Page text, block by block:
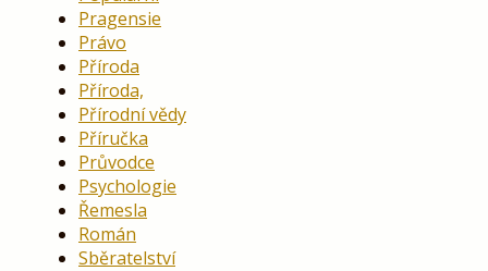
Pragensie
Právo
Příroda
Příroda,
Přírodní vědy
Příručka
Průvodce
Psychologie
Řemesla
Román
Sběratelství